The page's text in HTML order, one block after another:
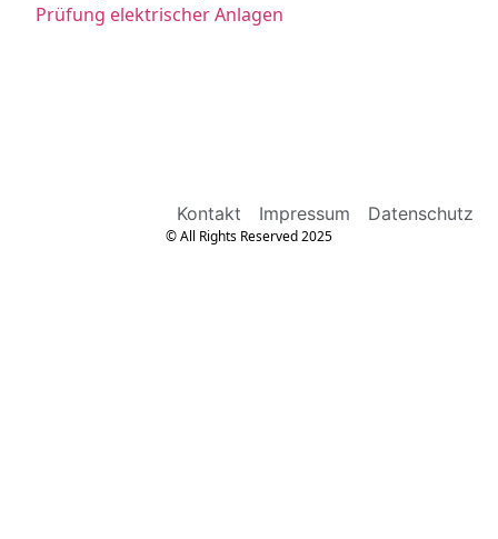
Prüfung elektrischer Anlagen
Kontakt Impressum Datenschutz
© All Rights Reserved 2025